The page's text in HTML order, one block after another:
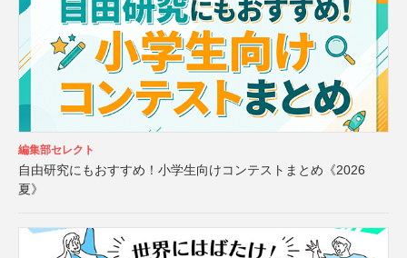
編集部セレクト
自由研究にもおすすめ！小学生向けコンテストまとめ《2026
夏》